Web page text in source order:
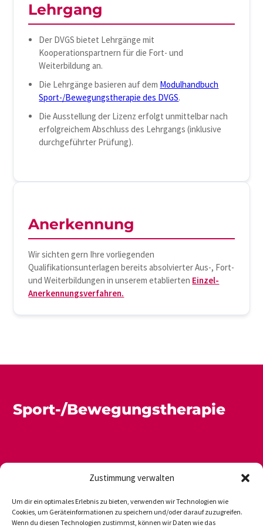
Zustimmung verwalten
Um dir ein optimales Erlebnis zu bieten, verwenden wir Technologien wie
Cookies, um Geräteinformationen zu speichern und/oder darauf zuzugreifen.
Wenn du diesen Technologien zustimmst, können wir Daten wie das
Lehrgang
Der DVGS bietet Lehrgänge mit
Kooperationspartnern für die Fort- und
Weiterbildung an.
Die Lehrgänge basieren auf dem Modulhandbuch
Sport-/Bewegungstherapie des DVGS.
Die Ausstellung der Lizenz erfolgt unmittelbar nach
erfolgreichem Abschluss des Lehrgangs (inklusive
durchgeführter Prüfung).
Anerkennung
Wir sichten gern Ihre vorliegenden
Qualifikationsunterlagen bereits absolvierter Aus-, Fort-
und Weiterbildungen in unserem etablierten Einzel-
Anerkennungsverfahren.
Sport-/Bewegungstherapie